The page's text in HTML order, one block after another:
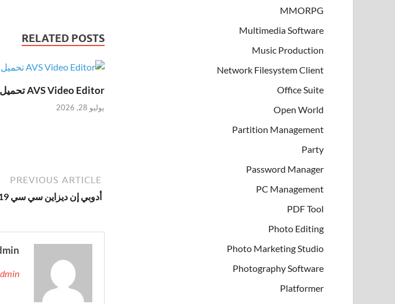
RELATED POSTS
AVS Video Editor تحميل مجاني
يوليو 28, 2026
PREVIOUS ARTICLE
أدوبي إن ديزاين سي سي 2019
→
MMORPG
Multimedia Software
Music Production
Network Filesystem Client
Office Suite
Open World
Partition Management
Party
Password Manager
PC Management
PDF Tool
Photo Editing
Photo Marketing Studio
Photography Software
Platformer